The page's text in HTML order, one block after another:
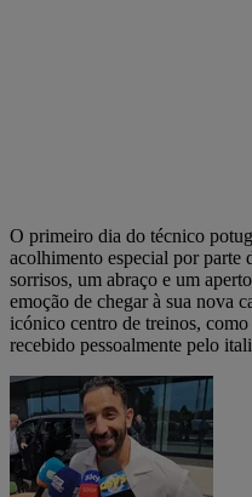
O primeiro dia do técnico
acolhimento especial por parte
sorrisos, um abraço e um
emoção de chegar à sua nova
icónico centro de treinos,
recebido pessoalmente pelo